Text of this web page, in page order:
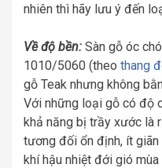
nhiên thì hãy lưu ý đến
Về độ bền: Sàn gỗ óc
1010/5060 (theo thang
gỗ Teak nhưng không
Với những loại gỗ có độ
khả năng bị trầy xước là
tương đối ổn định, ít
khí hậu nhiệt đới gió